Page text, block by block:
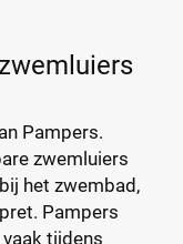
(0)
Pampers.
zwemluiers
het zwembad,
Pampers
tijdens